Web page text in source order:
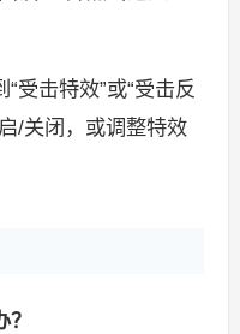
受击特效”或“受击反
/关闭，或调整特效